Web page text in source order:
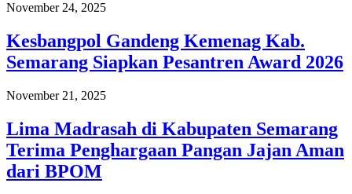
November 24, 2025
Kesbangpol Gandeng Kemenag Kab.
Semarang Siapkan Pesantren Award 2026
November 21, 2025
Lima Madrasah di Kabupaten Semarang
Terima Penghargaan Pangan Jajan Aman
dari BPOM